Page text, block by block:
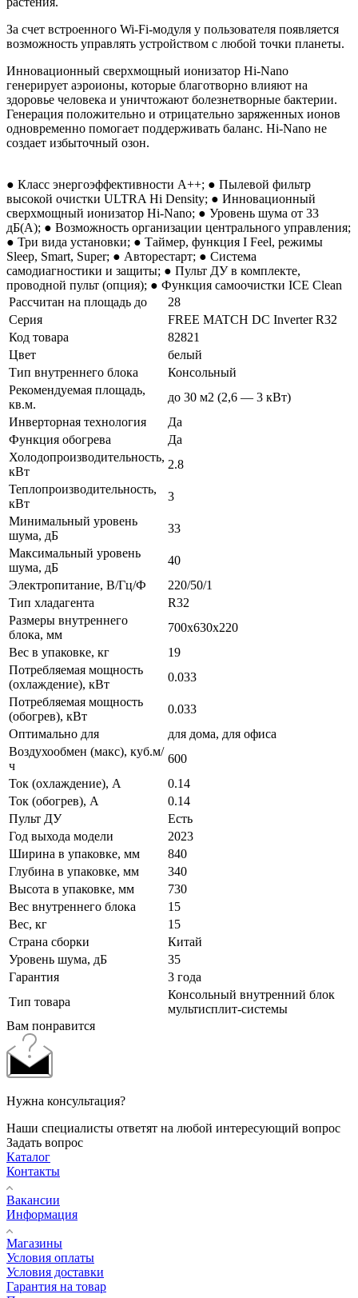
За счет встроенного Wi-Fi-модуля у пользователя появляется
возможность управлять устройством с любой точки планеты.
Инновационный сверхмощный ионизатор Hi-Nano
генерирует аэроионы, которые благотворно влияют на
здоровье человека и уничтожают болезнетворные бактерии.
Генерация положительно и отрицательно заряженных ионов
одновременно помогает поддерживать баланс. Hi-Nano не
создает избыточный озон.
● Класс энергоэффективности А++; ● Пылевой фильтр
высокой очистки ULTRA Hi Density; ● Инновационный
сверхмощный ионизатор Hi-Nano; ● Уровень шума от 33
дБ(А); ● Возможность организации центрального управления;
● Три вида установки; ● Таймер, функция I Feel, режимы
Sleep, Smart, Super; ● Авторестарт; ● Система
самодиагностики и защиты; ● Пульт ДУ в комплекте,
проводной пульт (опция); ● Функция самоочистки ICE Clean
Рассчитан на площадь до
28
Серия
FREE MATCH DC Inverter R32
Код товара
82821
Цвет
белый
Тип внутреннего блока
Консольный
Рекомендуемая площадь,
кв.м.
до 30 м2 (2,6 — 3 кВт)
Инверторная технология
Да
Функция обогрева
Да
Холодопроизводительность,
кВт
2.8
Теплопроизводительность,
кВт
3
Минимальный уровень
шума, дБ
33
Максимальный уровень
шума, дБ
40
Электропитание, В/Гц/Ф
220/50/1
Тип хладагента
R32
Размеры внутреннего
блока, мм
700x630x220
Вес в упаковке, кг
19
Потребляемая мощность
(охлаждение), кВт
0.033
Потребляемая мощность
(обогрев), кВт
0.033
Оптимально для
для дома, для офиса
Воздухообмен (макс), куб.м/
ч
600
Ток (охлаждение), А
0.14
Ток (обогрев), А
0.14
Пульт ДУ
Есть
Год выхода модели
2023
Ширина в упаковке, мм
840
Глубина в упаковке, мм
340
Высота в упаковке, мм
730
Вес внутреннего блока
15
Вес, кг
15
Страна сборки
Китай
Уровень шума, дБ
35
Гарантия
3 года
Тип товара
Консольный внутренний блок
мультисплит-системы
Вам понравится
Нужна консультация?
Наши специалисты ответят на любой интересующий вопрос
Задать вопрос
Каталог
Контакты
Вакансии
Информация
Магазины
Условия оплаты
Условия доставки
Гарантия на товар